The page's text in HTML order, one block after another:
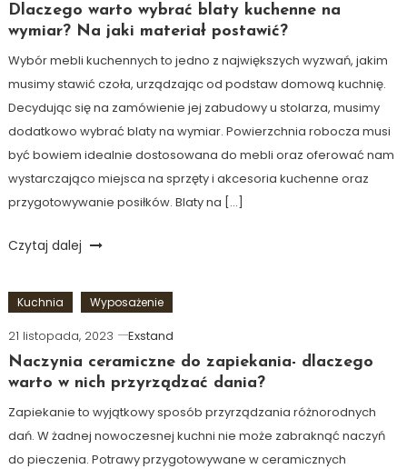
Dlaczego warto wybrać blaty kuchenne na
wymiar? Na jaki materiał postawić?
Wybór mebli kuchennych to jedno z największych wyzwań, jakim
musimy stawić czoła, urządzając od podstaw domową kuchnię.
Decydując się na zamówienie jej zabudowy u stolarza, musimy
dodatkowo wybrać blaty na wymiar. Powierzchnia robocza musi
być bowiem idealnie dostosowana do mebli oraz oferować nam
wystarczająco miejsca na sprzęty i akcesoria kuchenne oraz
przygotowywanie posiłków. Blaty na […]
Czytaj dalej
Kuchnia Wyposażenie
21 listopada, 2023
Exstand
Naczynia ceramiczne do zapiekania- dlaczego
warto w nich przyrządzać dania?
Zapiekanie to wyjątkowy sposób przyrządzania różnorodnych
dań. W żadnej nowoczesnej kuchni nie może zabraknąć naczyń
do pieczenia. Potrawy przygotowywane w ceramicznych